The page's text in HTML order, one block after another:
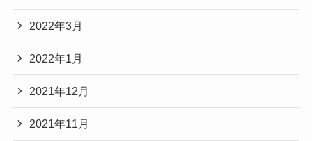
2022年3月
2022年1月
2021年12月
2021年11月